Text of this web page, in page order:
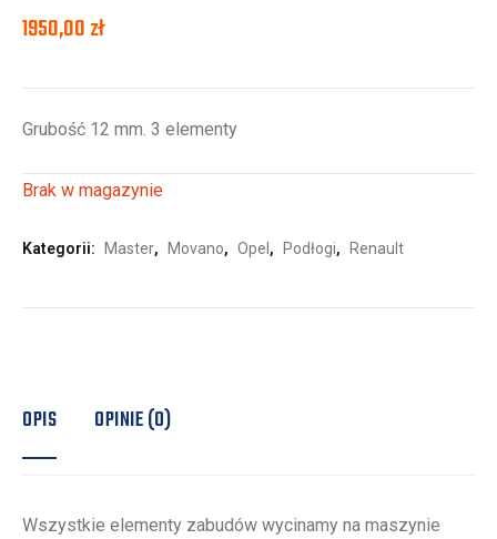
1950,00zł
Grubość 12 mm. 3 elementy
Brak w magazynie
Kategorii: Master, Movano, Opel , Podłogi, Renault
OPIS OPINIE (0)
Wszystkie elementy zabudów wycinamy na maszynie